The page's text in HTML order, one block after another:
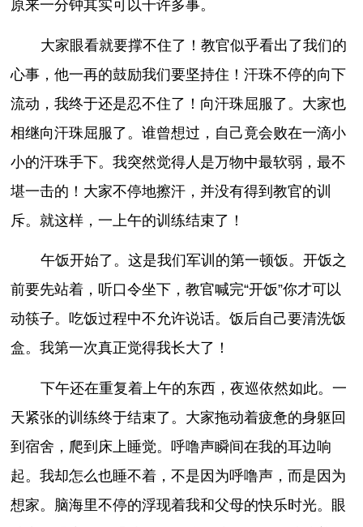
原来一分钟其实可以干许多事。
大家眼看就要撑不住了！教官似乎看出了我们的
心事，他一再的鼓励我们要坚持住！汗珠不停的向下
流动，我终于还是忍不住了！向汗珠屈服了。大家也
相继向汗珠屈服了。谁曾想过，自己竟会败在一滴小
小的汗珠手下。我突然觉得人是万物中最软弱，最不
堪一击的！大家不停地擦汗，并没有得到教官的训
斥。就这样，一上午的训练结束了！
午饭开始了。这是我们军训的第一顿饭。开饭之
前要先站着，听口令坐下，教官喊完“开饭”你才可以
动筷子。吃饭过程中不允许说话。饭后自己要清洗饭
盒。我第一次真正觉得我长大了！
下午还在重复着上午的东西，夜巡依然如此。一
天紧张的训练终于结束了。大家拖动着疲惫的身躯回
到宿舍，爬到床上睡觉。呼噜声瞬间在我的耳边响
起。我却怎么也睡不着，不是因为呼噜声，而是因为
想家。脑海里不停的浮现着我和父母的快乐时光。眼